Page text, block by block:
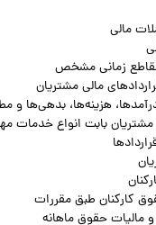
مالی
زمانی مشخص
مالی مشتریان
هزینه‌ها، بدهی‌ها و
بابت انواع خدمات
کارکنان طبق مقررات
مالیات حقوق ماهانه